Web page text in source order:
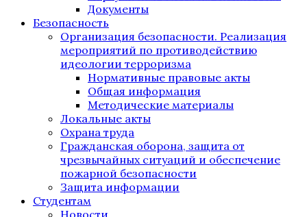
Документы
Безопасность
Организация безопасности. Реализация
мероприятий по противодействию
идеологии терроризма
Нормативные правовые акты
Общая информация
Методические материалы
Локальные акты
Охрана труда
Гражданская оборона, защита от
чрезвычайных ситуаций и обеспечение
пожарной безопасности
Защита информации
Студентам
Новости